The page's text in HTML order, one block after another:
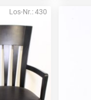
Los-Nr.: 430